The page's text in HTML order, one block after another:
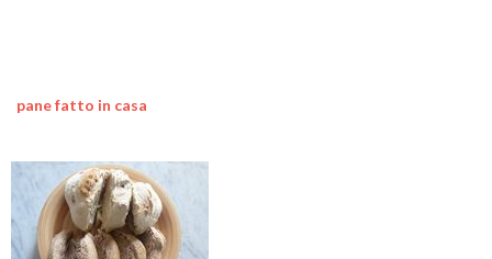
pane fatto in casa